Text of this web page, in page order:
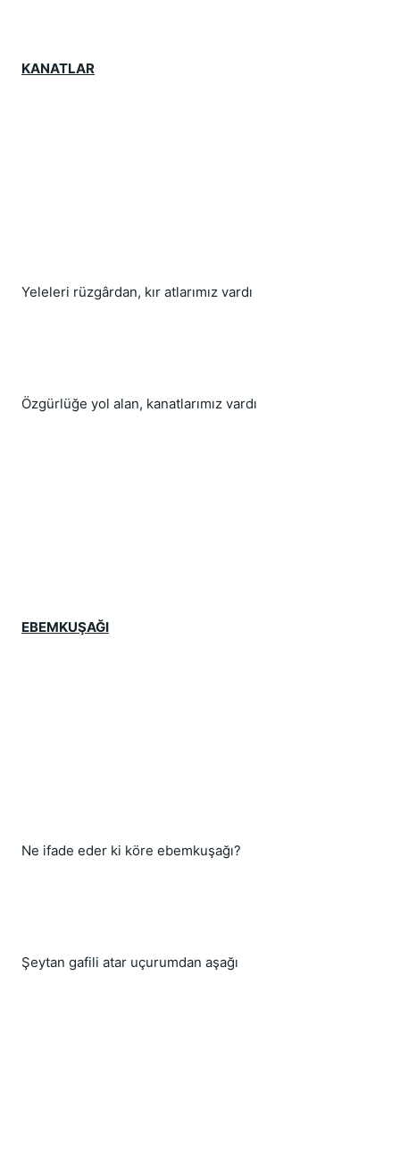
KANATLAR
Yeleleri rüzgârdan, kır atlarımız vardı
Özgürlüğe yol alan, kanatlarımız vardı
EBEMKUŞAĞI
Ne ifade eder ki köre ebemkuşağı?
Şeytan gafili atar uçurumdan aşağı